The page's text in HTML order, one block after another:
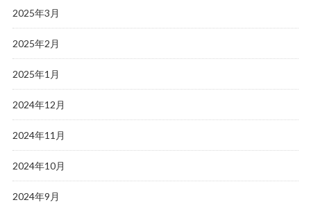
2025年3月
2025年2月
2025年1月
2024年12月
2024年11月
2024年10月
2024年9月